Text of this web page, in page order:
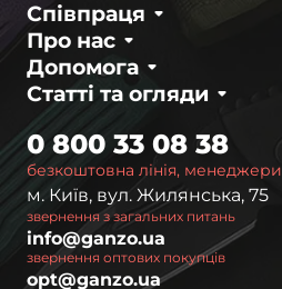
Про нас
Співпраця
Статті та огляди
Допомога
безкоштовна лінія, менеджери
0 800 33 08 38
м. Київ, вул. Жилянська, 75
звернення з загальних питань
info@ganzo.ua
звернення оптових покупців
opt@ganzo.ua